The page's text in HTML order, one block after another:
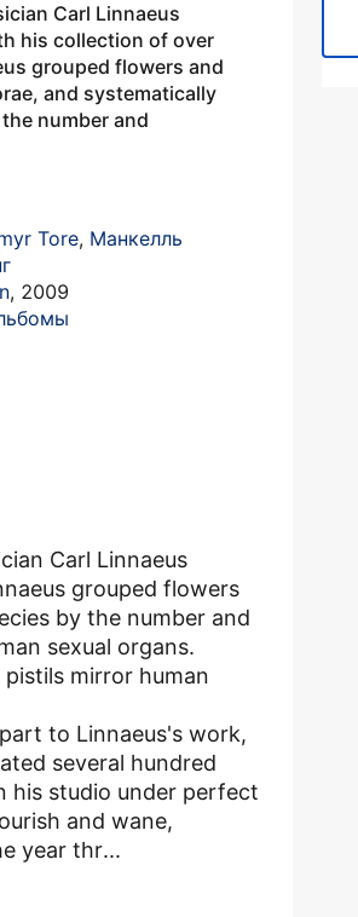
Carl Linnaeus
his collection of over
grouped flowers and
and systematically
number and
Tore, Манкелль
, 2009
Carl Linnaeus
grouped flowers
by the number and
sexual organs.
mirror human
to Linnaeus's work,
several hundred
his studio under perfect
and wane,
year thr...